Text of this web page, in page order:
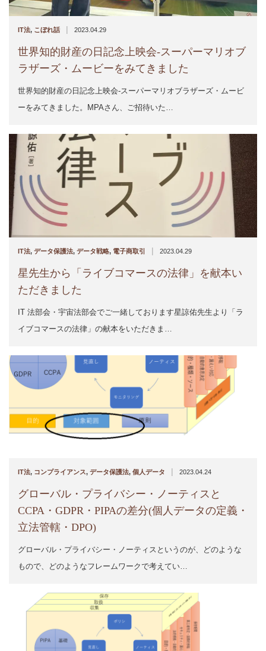
IT法, こぼれ話 | 2023.04.29
世界知的財産の日記念上映会-スーパーマリオブ
ラザーズ・ムービーをみてきました
世界知的財産の日記念上映会-スーパーマリオブラザーズ・ムービ
ーをみてきました。MPAさん、ご招待いた…
IT法, データ保護法, データ戦略, 電子商取引 | 2023.04.29
星先生から「ライブコマースの法律」を献本い
ただきました
IT 法部会・宇宙法部会でご一緒しております星諒佑先生より「ラ
イブコマースの法律」の献本をいただきま…
IT法, コンプライアンス, データ保護法, 個人データ | 2023.04.24
グローバル・プライバシー・ノーティスと
CCPA・GDPR・PIPAの差分(個人データの定義・
立法管轄・DPO)
グローバル・プライバシー・ノーティスというのが、どのような
もので、どのようなフレームワークで考えてい…